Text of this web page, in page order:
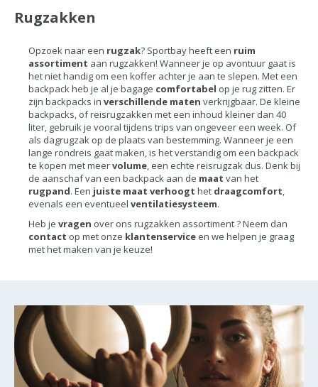
Rugzakken
Opzoek naar een rugzak? Sportbay heeft een ruim
assortiment aan rugzakken! Wanneer je op avontuur gaat is
het niet handig om een koffer achter je aan te slepen. Met een
backpack heb je al je bagage comfortabel op je rug zitten. Er
zijn backpacks in verschillende maten verkrijgbaar. De kleine
backpacks, of reisrugzakken met een inhoud kleiner dan 40
liter, gebruik je vooral tijdens trips van ongeveer een week. Of
als dagrugzak op de plaats van bestemming. Wanneer je een
lange rondreis gaat maken, is het verstandig om een backpack
te kopen met meervolume, een echte reisrugzak dus. Denk bij
de aanschaf van een backpack aan de maat van het
rugpand. Een juiste maat verhoogt het draagcomfort,
evenals een eventueel ventilatiesysteem.
Heb je vragen over ons rugzakken assortiment ? Neem dan
contact op met onze klantenservice en we helpen je graag
met het maken van je keuze!